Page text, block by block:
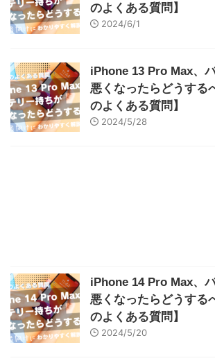
のよくある質問】
2024/6/1
iPhone 13 Pro Max、
悪くなったらどうする
のよくある質問】
2024/5/28
iPhone 14 Pro Max、
悪くなったらどうする
のよくある質問】
2024/5/20